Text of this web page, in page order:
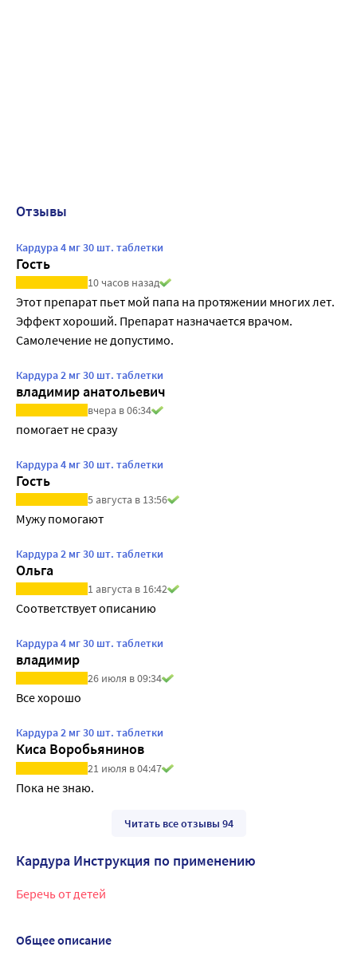
Отзывы
Кардура 4 мг 30 шт. таблетки
Гость
10 часов назад
Этот препарат пьет мой папа на протяжении многих лет.
Эффект хороший. Препарат назначается врачом.
Самолечение не допустимо.
Кардура 2 мг 30 шт. таблетки
владимир анатольевич
вчера в 06:34
помогает не сразу
Кардура 4 мг 30 шт. таблетки
Гость
5 августа в 13:56
Мужу помогают
Кардура 2 мг 30 шт. таблетки
Ольга
1 августа в 16:42
Соответствует описанию
Кардура 4 мг 30 шт. таблетки
владимир
26 июля в 09:34
Все хорошо
Кардура 2 мг 30 шт. таблетки
Киса Воробьянинов
21 июля в 04:47
Пока не знаю.
Читать все отзывы 94
Кардура Инструкция по применению
Беречь от детей
Общее описание